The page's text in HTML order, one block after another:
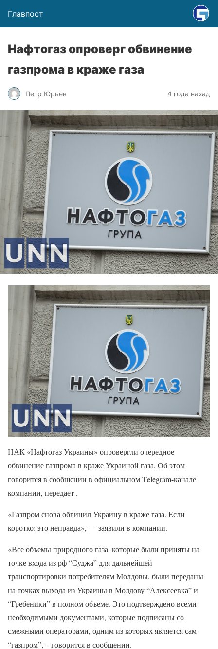
Главпост
Нафтогаз опроверг обвинение
газпрома в краже газа
Петр Юрьев 4 года назад
НАК «Нафтогаз Украины» опровергли очередное
обвинение газпрома в краже Украиной газа. Об этом
говорится в сообщении в официальном Тelegram-канале
компании, передает .
«Газпром снова обвинил Украину в краже газа. Если
коротко: это неправда», — заявили в компании.
«Все объемы природного газа, которые были приняты на
точке входа из рф “Суджа” для дальнейшей
транспортировки потребителям Молдовы, были переданы
на точках выхода из Украины в Молдову “Алексеевка” и
“Гребеники” в полном объеме. Это подтверждено всеми
необходимыми документами, которые подписаны со
смежными операторами, одним из которых является сам
“газпром”, – говорится в сообщении.